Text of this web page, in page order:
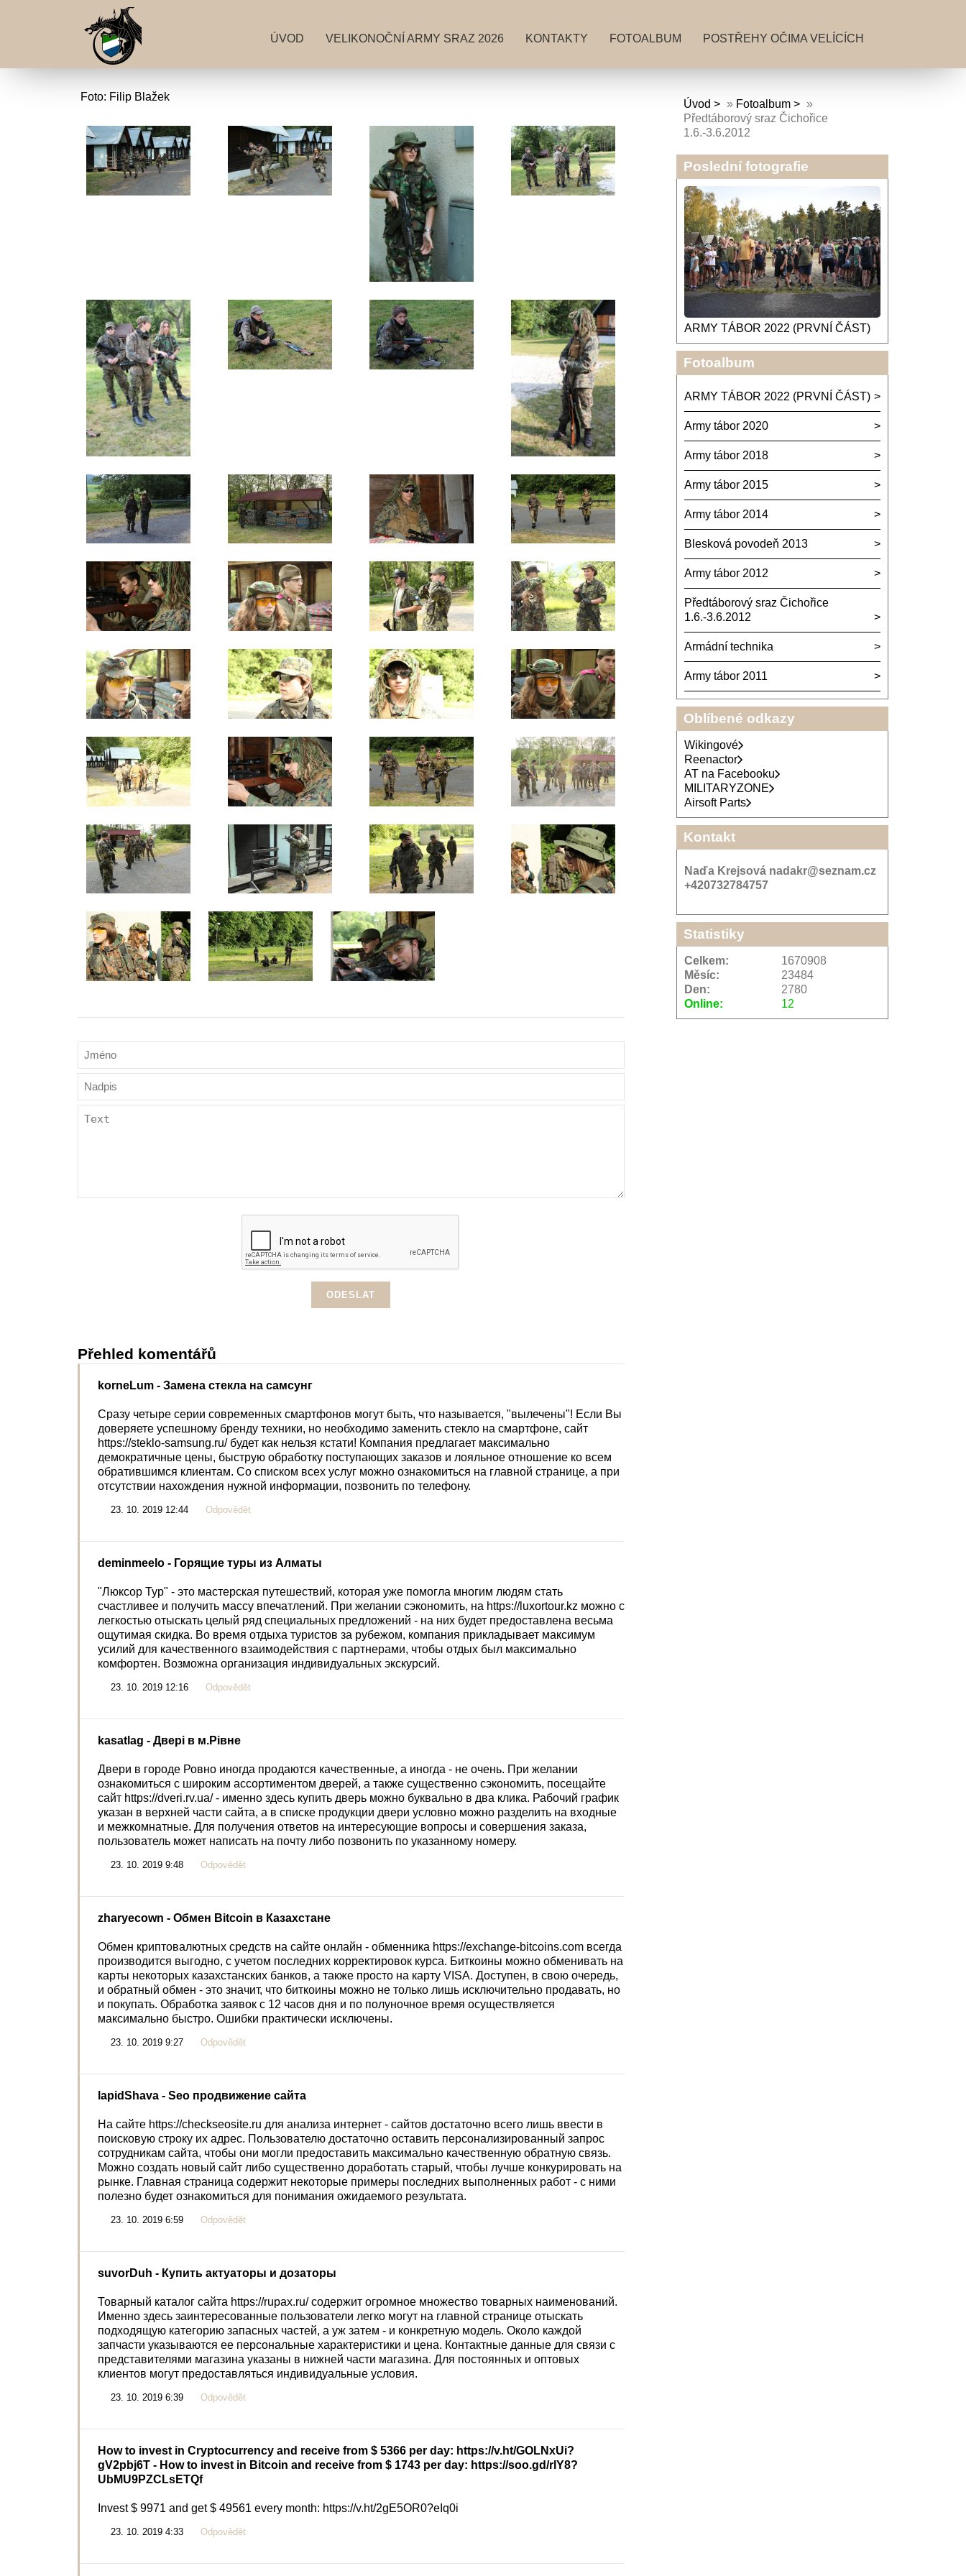
ÚVOD VELIKONOČNÍ ARMY SRAZ 2026 KONTAKTY FOTOALBUM POSTŘEHY OČIMA VELÍCÍCH
Foto: Filip Blažek
Přehled komentářů
korneLum- Замена стекла на самсунг
Сразу четыре серии современных смартфонов могут быть, что называется, "вылечены"! Если Вы
доверяете успешному бренду техники, но необходимо заменить стекло на смартфоне, сайт
https://steklo-samsung.ru/ будет как нельзя кстати! Компания предлагает максимально
демократичные цены, быструю обработку поступающих заказов и лояльное отношение ко всем
обратившимся клиентам. Со списком всех услуг можно ознакомиться на главной странице, а при
отсутствии нахождения нужной информации, позвонить по телефону.
23. 10. 2019 12:44 Odpovědět
deminmeelo- Горящие туры из Алматы
"Люксор Тур" - это мастерская путешествий, которая уже помогла многим людям стать
счастливее и получить массу впечатлений. При желании сэкономить, на https://luxortour.kz можно с
легкостью отыскать целый ряд специальных предложений - на них будет предоставлена весьма
ощутимая скидка. Во время отдыха туристов за рубежом, компания прикладывает максимум
усилий для качественного взаимодействия с партнерами, чтобы отдых был максимально
комфортен. Возможна организация индивидуальных экскурсий.
23. 10. 2019 12:16 Odpovědět
kasatlag - Двері в м.Рівне
Двери в городе Ровно иногда продаются качественные, а иногда - не очень. При желании
ознакомиться с широким ассортиментом дверей, а также существенно сэкономить, посещайте
сайт https://dveri.rv.ua/ - именно здесь купить дверь можно буквально в два клика. Рабочий график
указан в верхней части сайта, а в списке продукции двери условно можно разделить на входные
и межкомнатные. Для получения ответов на интересующие вопросы и совершения заказа,
пользователь может написать на почту либо позвонить по указанному номеру.
23. 10. 2019 9:48 Odpovědět
zharyecown - Обмен Bitcoin в Казахстане
Обмен криптовалютных средств на сайте онлайн - обменника https://exchange-bitcoins.com всегда
производится выгодно, с учетом последних корректировок курса. Биткоины можно обменивать на
карты некоторых казахстанских банков, а также просто на карту VISA. Доступен, в свою очередь,
и обратный обмен - это значит, что биткоины можно не только лишь исключительно продавать, но
и покупать. Обработка заявок с 12 часов дня и по полуночное время осуществляется
максимально быстро. Ошибки практически исключены.
23. 10. 2019 9:27 Odpovědět
lapidShava- Seo продвижение сайта
На сайте https://checkseosite.ru для анализа интернет - сайтов достаточно всего лишь ввести в
поисковую строку их адрес. Пользователю достаточно оставить персонализированный запрос
сотрудникам сайта, чтобы они могли предоставить максимально качественную обратную связь.
Можно создать новый сайт либо существенно доработать старый, чтобы лучше конкурировать на
рынке. Главная страница содержит некоторые примеры последних выполненных работ - с ними
полезно будет ознакомиться для понимания ожидаемого результата.
23. 10. 2019 6:59 Odpovědět
suvorDuh - Купить актуаторы и дозаторы
Товарный каталог сайта https://rupax.ru/ содержит огромное множество товарных наименований.
Именно здесь заинтересованные пользователи легко могут на главной странице отыскать
подходящую категорию запасных частей, а уж затем - и конкретную модель. Около каждой
запчасти указываются ее персональные характеристики и цена. Контактные данные для связи с
представителями магазина указаны в нижней части магазина. Для постоянных и оптовых
клиентов могут предоставляться индивидуальные условия.
23. 10. 2019 6:39 Odpovědět
How to invest in Cryptocurrency and receive from $ 5366 per day: https://v.ht/GOLNxUi?
gV2pbj6T- How to invest in Bitcoin and receive from $ 1743 per day: https://soo.gd/rlY8?
UbMU9PZCLsETQf
Invest $ 9971 and get $ 49561 every month: https://v.ht/2gE5OR0?eIq0i
23. 10. 2019 4:33 Odpovědět
Úvod » Fotoalbum
»
Předtáborový sraz Čichořice
1.6.-3.6.2012
Poslední fotografie
ARMY TÁBOR 2022 (PRVNÍ ČÁST)
Fotoalbum
ARMY TÁBOR 2022 (PRVNÍ ČÁST)
Army tábor 2020
Army tábor 2018
Army tábor 2015
Army tábor 2014
Blesková povodeň 2013
Army tábor 2012
Předtáborový sraz Čichořice
1.6.-3.6.2012
Armádní technika
Army tábor 2011
Oblíbené odkazy
Wikingové
Reenactor
AT na Facebooku
MILITARYZONE
Airsoft Parts
Kontakt
Naďa Krejsová nadakr@seznam.cz
+420732784757
Statistiky
Online: 12
Celkem:
1670908
Měsíc:
23484
Den:
2780